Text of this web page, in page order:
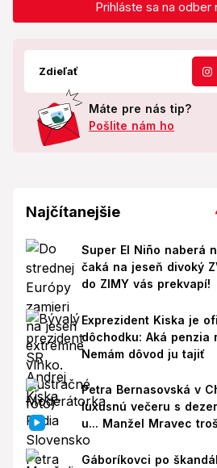
Prihláste sa na odber
Zdieľať
Máte pre nás tip?
Pošlite nám ho
Najčítanejšie
Super El Niño naberá
čaká na jeseň divoký
do ZIMY vás prekvapí!
Exprezident Kiska je
dôchodku: Aká penzia
Nemám dôvod ju tajiť
Petra Bernasovská v
luxusnú večeru s
u... Manžel Mravec
Gáboríkovci po